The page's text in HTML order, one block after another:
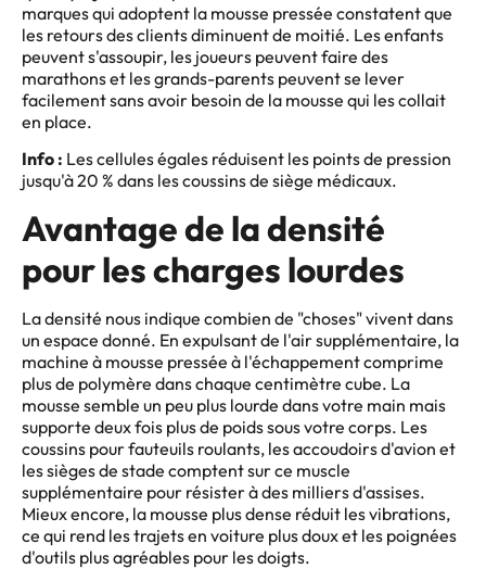
marques qui adoptent la mousse pressée constatent que
les retours des clients diminuent de moitié. Les enfants
peuvent s'assoupir, les joueurs peuvent faire des
marathons et les grands-parents peuvent se lever
facilement sans avoir besoin de la mousse qui les collait
en place.
Info : Les cellules égales réduisent les points de pression
jusqu'à 20 % dans les coussins de siège médicaux.
Avantage de la densité
pour les charges lourdes
La densité nous indique combien de "choses" vivent dans
un espace donné. En expulsant de l'air supplémentaire, la
machine à mousse pressée à l'échappement comprime
plus de polymère dans chaque centimètre cube. La
mousse semble un peu plus lourde dans votre main mais
supporte deux fois plus de poids sous votre corps. Les
coussins pour fauteuils roulants, les accoudoirs d'avion et
les sièges de stade comptent sur ce muscle
supplémentaire pour résister à des milliers d'assises.
Mieux encore, la mousse plus dense réduit les vibrations,
ce qui rend les trajets en voiture plus doux et les poignées
d'outils plus agréables pour les doigts.